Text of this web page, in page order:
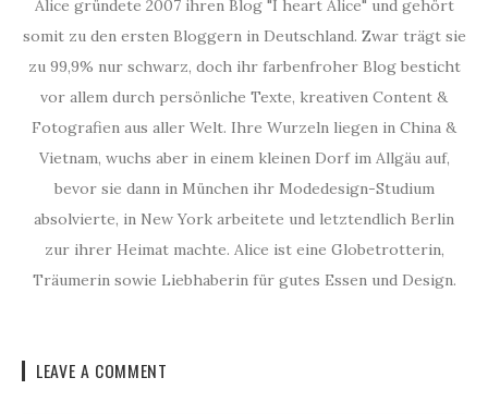
Alice gründete 2007 ihren Blog "I heart Alice" und gehört
somit zu den ersten Bloggern in Deutschland. Zwar trägt sie
zu 99,9% nur schwarz, doch ihr farbenfroher Blog besticht
vor allem durch persönliche Texte, kreativen Content &
Fotografien aus aller Welt. Ihre Wurzeln liegen in China &
Vietnam, wuchs aber in einem kleinen Dorf im Allgäu auf,
bevor sie dann in München ihr Modedesign-Studium
absolvierte, in New York arbeitete und letztendlich Berlin
zur ihrer Heimat machte. Alice ist eine Globetrotterin,
Träumerin sowie Liebhaberin für gutes Essen und Design.
LEAVE A COMMENT